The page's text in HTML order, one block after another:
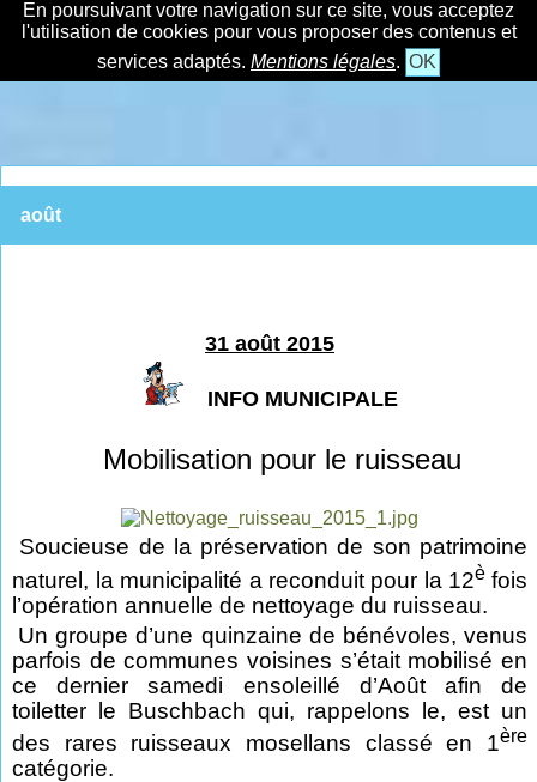
En poursuivant votre navigation sur ce site, vous acceptez
l'utilisation de cookies pour vous proposer des contenus et
services adaptés. Mentions légales. OK
août
31 août 2015
INFO MUNICIPALE
Mobilisation pour le ruisseau
Soucieuse de la préservation de son patrimoine
naturel, la municipalité a reconduit pour la 12è fois
l’opération annuelle de nettoyage du ruisseau.
Un groupe d’une quinzaine de bénévoles, venus
parfois de communes voisines s’était mobilisé en
ce dernier samedi ensoleillé d’Août afin de
toiletter le Buschbach qui, rappelons le, est un
des rares ruisseaux mosellans classé en 1ère
catégorie.